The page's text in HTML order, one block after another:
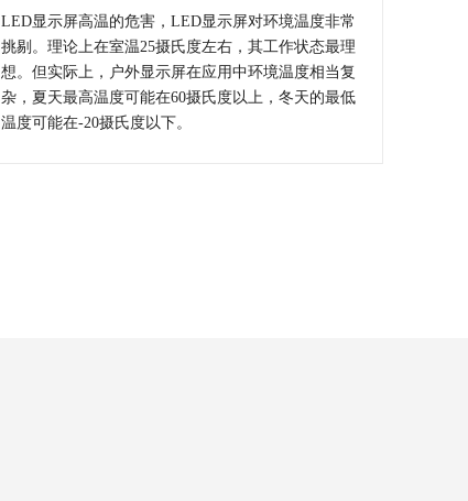
LED显示屏高温的危害，LED显示屏对环境温度非常
挑剔。理论上在室温25摄氏度左右，其工作状态最理
想。但实际上，户外显示屏在应用中环境温度相当复
杂，夏天最高温度可能在60摄氏度以上，冬天的最低
温度可能在-20摄氏度以下。